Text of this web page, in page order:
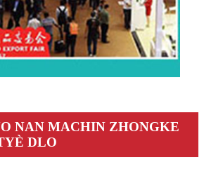
NAN MACHIN ZHONGKE
DLO